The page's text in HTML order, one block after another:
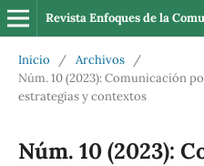
Revista Enfoques de la
Inicio / Archivos
/
Núm. 10 (2023): Comunicación
estrategias y contextos
Núm. 10 (2023):